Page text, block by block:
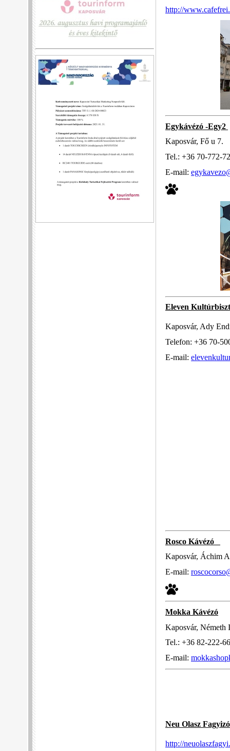
http://
Egykávézó -Egy2
Kaposvár, Fő u 7.
Tel.: +36 70-772-
E-mail:
Eleven
Kaposvár, Ady
Telefon: +36 70-
E-mail:
Rosco Kávézó
Kaposvár, Áchim
E-mail:
Mokka Kávézó
Kaposvár, Németh
Tel.: +36 82-222-
E-mail:
Neu Olasz
http://